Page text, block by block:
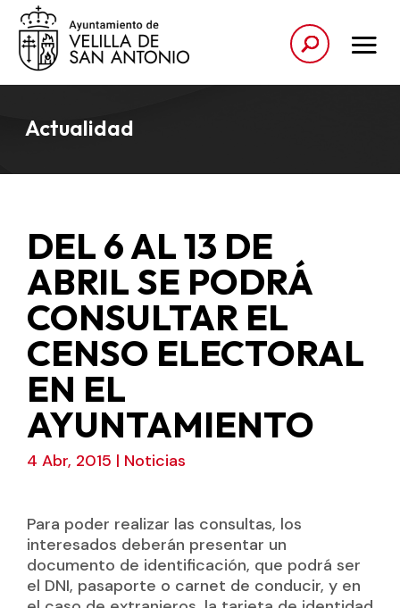
Actualidad
DEL 6 AL 13 DE
ABRIL SE PODRÁ
CONSULTAR EL
CENSO ELECTORAL
EN EL
AYUNTAMIENTO
4 Abr, 2015 | Noticias
Para poder realizar las consultas, los
interesados deberán presentar un
documento de identificación, que podrá ser
el DNI, pasaporte o carnet de conducir, y en